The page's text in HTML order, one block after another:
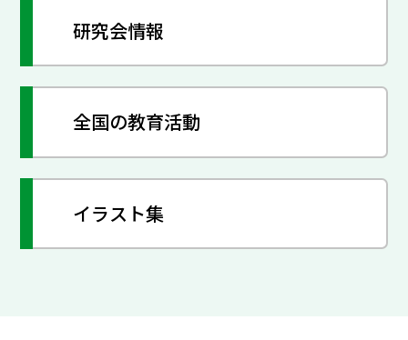
研究会情報
全国の教育活動
イラスト集